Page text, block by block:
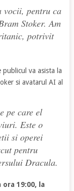
vocii, pentru ca
Stoker. Am
potrivit
va asista la
si avatarul AI al
pe care el
Este o
si operei
pentru
Dracula.
19:00, la